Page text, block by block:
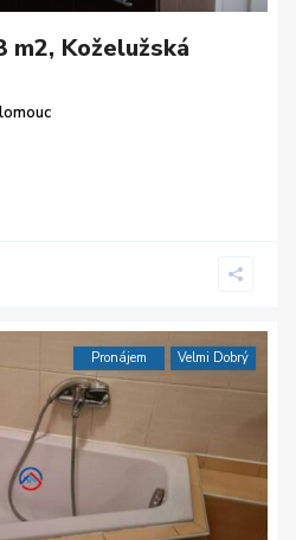
m2, Koželužská
Pronájem Velmi Dobrý